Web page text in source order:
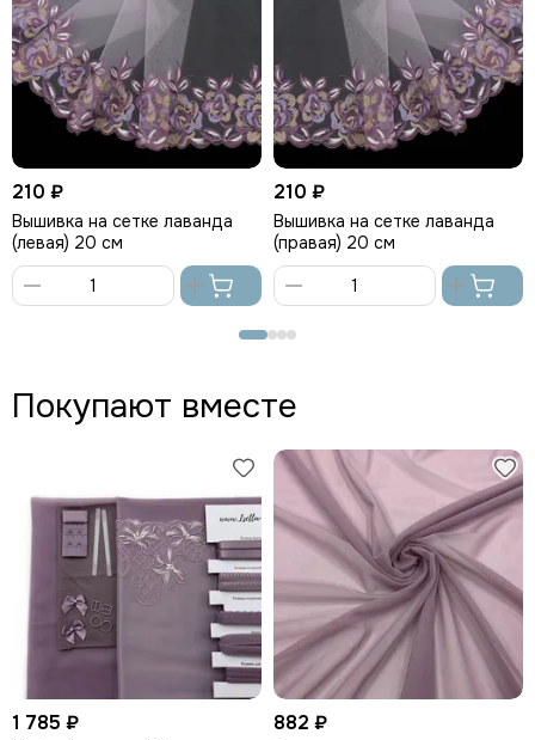
210 ₽
Вышивка на сетке лаванда
(левая) 20 см
корзину
210 ₽
Вышивка на сетке лаванда
(правая) 20 см
Покупают вместе
1 785 ₽ 882 ₽